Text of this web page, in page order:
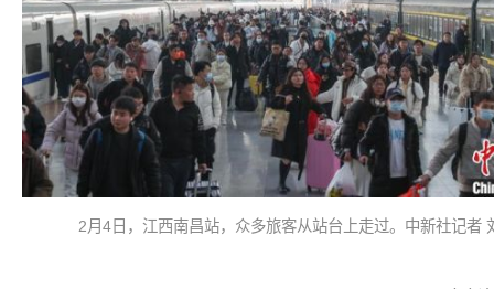
2月4日，江西南昌站，众多旅客从站台上走过。中新社记者